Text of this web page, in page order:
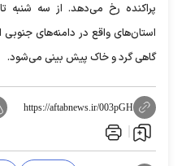
پراکنده رخ می‌دهد. از سه
استان‌های واقع در دامنه‌های
گاهی گرد و خاک پیش بینی می‌شود.
https://aftabnews.ir/003pGH